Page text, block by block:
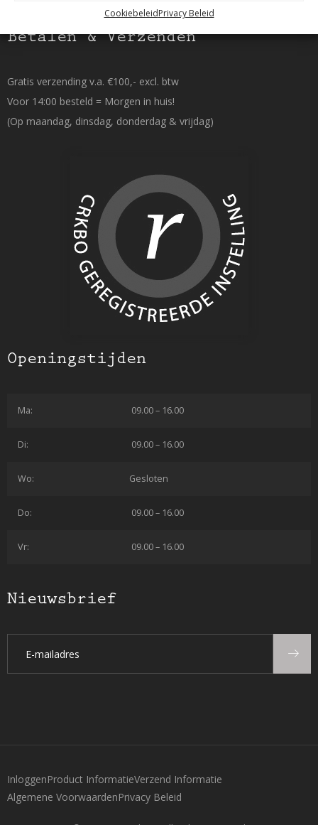
CookiebeleidPrivacy Beleid
Betalen & Verzenden
Gratis verzending v.a. €100,- excl. btw
Voor 14:00 besteld = Morgen in huis!
(Op maandag, dinsdag, donderdag & vrijdag)
Openingstijden
Ma: 09.00 – 16.00
Di: 09.00 – 16.00
Wo: Gesloten
Do: 09.00 – 16.00
Vr: 09.00 – 16.00
Nieuwsbrief
InloggenProduct InformatieVerzend Informatie
Algemene VoorwaardenPrivacy Beleid